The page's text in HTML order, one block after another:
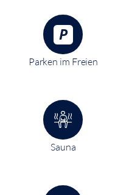
Parken im Freien
Sauna